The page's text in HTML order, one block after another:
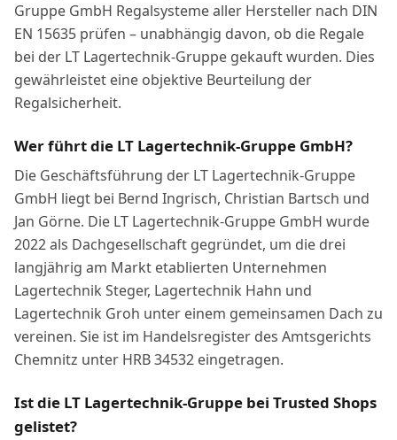
Gruppe GmbH Regalsysteme aller Hersteller nach DIN
EN 15635 prüfen – unabhängig davon, ob die Regale
bei der LT Lagertechnik-Gruppe gekauft wurden. Dies
gewährleistet eine objektive Beurteilung der
Regalsicherheit.
Wer führt die LT Lagertechnik-Gruppe GmbH?
Die Geschäftsführung der LT Lagertechnik-Gruppe
GmbH liegt bei Bernd Ingrisch, Christian Bartsch und
Jan Görne. Die LT Lagertechnik-Gruppe GmbH wurde
2022 als Dachgesellschaft gegründet, um die drei
langjährig am Markt etablierten Unternehmen
Lagertechnik Steger, Lagertechnik Hahn und
Lagertechnik Groh unter einem gemeinsamen Dach zu
vereinen. Sie ist im Handelsregister des Amtsgerichts
Chemnitz unter HRB 34532 eingetragen.
Ist die LT Lagertechnik-Gruppe bei Trusted Shops
gelistet?